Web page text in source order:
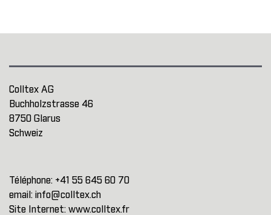
Colltex AG
Buchholzstrasse 46
8750 Glarus
Schweiz
Téléphone: +41 55 645 60 70
email: info@colltex.ch
Site Internet: www.colltex.fr